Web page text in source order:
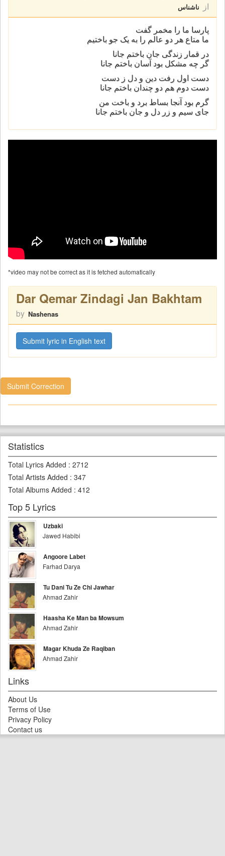
از ناشناس
پارسا ما را مخمر گفت
ما متاع هر دو عالم را به یک جو باختیم
در قمار زندگی جان باختم جانا
گر چه مشکل بود آسان باختم جانا
دست اول رفت دین و دل ز دست
دست دوم هم دو چندان باختم جانا
گرم بود آنجا بساط برد و باخت من
جای سیم و زر دل و جان باختم جانا
*video may not be correct as it is fetched automatically
Dar Qemar Zindagi Jan Bakhtam
by Nashenas
Submit lyric in English text
Submit Correction
Statistics
Total Lyrics Added : 2712
Total Artists Added : 347
Total Albums Added : 412
Top 5 Lyrics
Uzbaki
Jawed Habibi
Angoore Labet
Farhad Darya
Tu Dani Tu Ze Chi Jawhar
Ahmad Zahir
Haasha Ke Man ba Mowsum
Ahmad Zahir
Magar Khuda Ze Raqiban
Ahmad Zahir
Links
About Us
Terms of Use
Privacy Policy
Contact us